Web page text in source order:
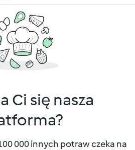
Ci się nasza
000 innych potraw czeka na